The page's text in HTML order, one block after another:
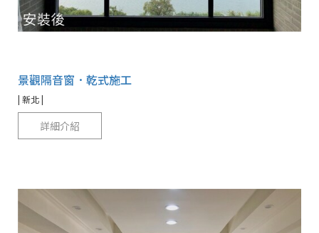
景觀隔音窗．乾式施工
| 新北 |
詳細介紹